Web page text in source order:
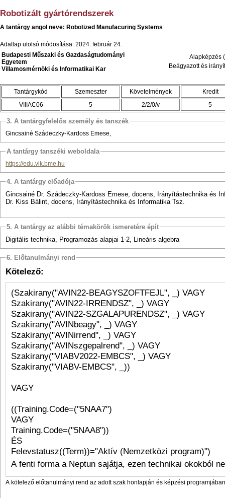
Robotizált gyártórendszerek
A tantárgy angol neve: Robotized Manufacuring Systems
Adatlap utolsó módosítása: 2024. február 24.
Budapesti Műszaki és Gazdaságtudományi
Egyetem
Villamosmérnöki és Informatikai Kar
Alapképzés
Beágyazott és
Tantárgykód Szemeszter Követelmények
Kredit
VIIIAC06
5 2/2/0/v 5
3. A tantárgyfelelős személy és tanszék
Gincsainé Szádeczky-Kardoss Emese,
A tantárgy tanszéki weboldala
https://edu.vik.bme.hu
4. A tantárgy előadója
Gincsainé Dr. Szádeczky-Kardoss Emese, docens, Irányítástechnika és
Dr. Kiss Bálint, docens, Irányítástechnika és Informatika Tsz.
5. A tantárgy az alábbi témakörök ismeretére épít
Digitális technika, Programozás alapjai 1-2, Lineáris algebra
6. Előtanulmányi rend
Kötelező:
(Szakirany("AVIN22-BEAGYSZOFTFEJL", _) VAGY
Szakirany("AVIN22-IRRENDSZ", _) VAGY
Szakirany("AVIN22-SZGALAPURENDSZ", _) VAGY
Szakirany("AVINbeagy", _) VAGY
Szakirany("AVINirrend", _) VAGY
Szakirany("AVINszgepalrend", _) VAGY
Szakirany("VIABV2022-EMBCS", _) VAGY
Szakirany("VIABV-EMBCS", _))
VAGY
((Training.Code=("5NAA7")
VAGY
Training.Code=("5NAA8"))
ÉS
Felevstatusz((Term))="Aktív (Nemzetközi program)")
A fenti forma a Neptun sajátja, ezen technikai okokból
A kötelező előtanulmányi rend az adott szak honlapján és képzési